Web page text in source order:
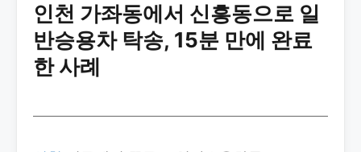
인천 가좌동에서 신흥동으로 일
반승용차 탁송, 15분 만에 완료
한 사례